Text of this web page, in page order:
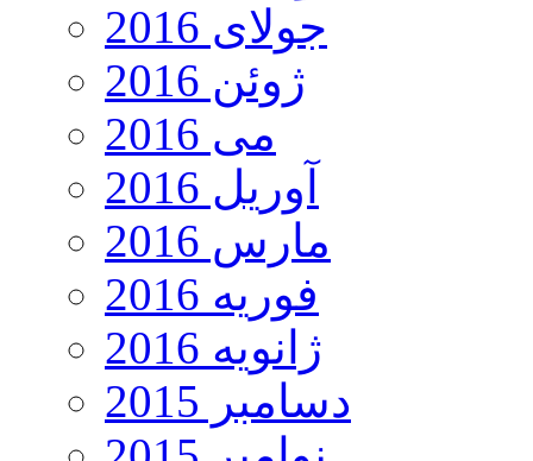
جولای 2016
ژوئن 2016
می 2016
آوریل 2016
مارس 2016
فوریه 2016
ژانویه 2016
دسامبر 2015